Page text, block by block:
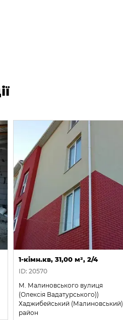
1-кімн.кв, 31,00 м², 2/4
ID: 20570
М. Малиновського вулиця
(Олексія Вадатурського))
Хаджибейський (Малиновський)
район